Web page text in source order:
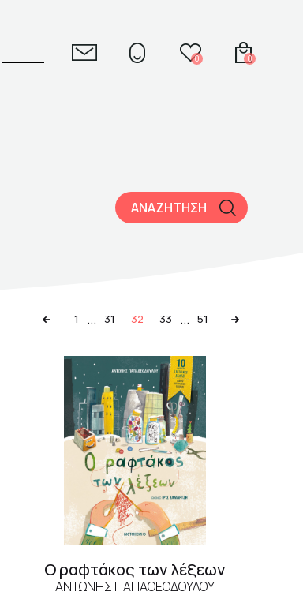
0 0
ΑΝΑΖΗΤΗΣΗ
1 ... 31 32 33 ... 51
Ο ραφτάκος των λέξεων
ΑΝΤΏΝΗΣ ΠΑΠΑΘΕΟΔΟΎΛΟΥ